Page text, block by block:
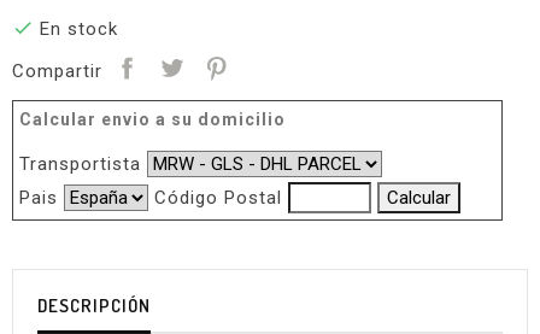
 En stock
Compartir
Calcular envio a su domicilio
Transportista
Pais
Código Postal
DESCRIPCIÓN